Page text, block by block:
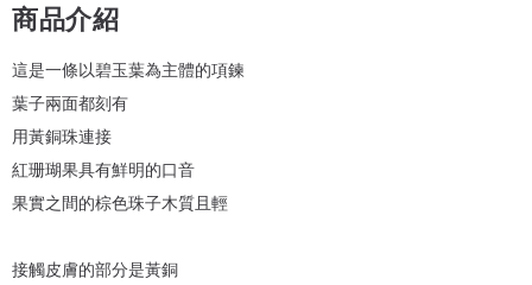
商品介紹
這是一條以碧玉葉為主體的項鍊
葉子兩面都刻有
用黃銅珠連接
紅珊瑚果具有鮮明的口音
果實之間的棕色珠子木質且輕
接觸皮膚的部分是黃銅